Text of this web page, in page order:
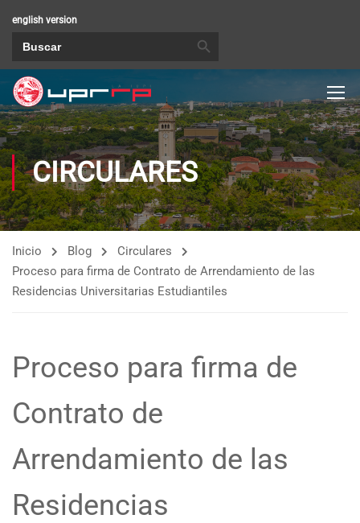
english version
CIRCULARES
Inicio Blog
Circulares
Proceso para firma de Contrato de Arrendamiento de las
Residencias Universitarias Estudiantiles
Proceso para firma de
Contrato de
Arrendamiento de las
Residencias